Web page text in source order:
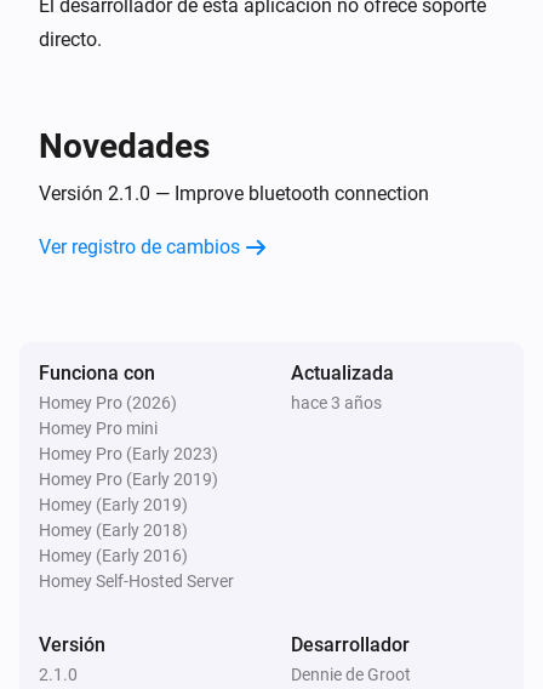
El desarrollador de esta aplicación no ofrece soporte
directo.
Novedades
Versión 2.1.0 — Improve bluetooth connection
Ver registro de cambios
Funciona con
Homey Pro (2026)
Homey Pro mini
Homey Pro (Early 2023)
Homey Pro (Early 2019)
Homey (Early 2019)
Homey (Early 2018)
Homey (Early 2016)
Homey Self-Hosted Server
Actualizada
hace 3 años
Versión
2.1.0
Desarrollador
Dennie de Groot